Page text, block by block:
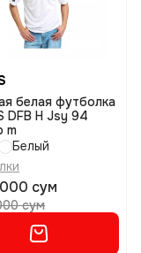
белая футболка
DFB H Jsy 94
m
Белый
сум
сум